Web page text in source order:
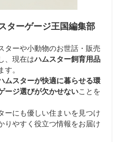
ターゲージ王国編集部
ターや小動物のお世話・販売
、現在はハムスター飼育用品
。
ムスターが快適に暮らせる環
ージ選びが欠かせないことを
ーにも優しい住まいを見つけ
りやすく役立つ情報をお届け